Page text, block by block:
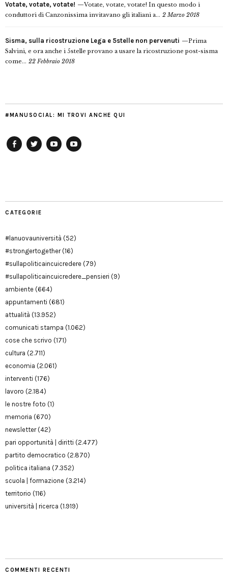
Votate, votate, votate!
Votate, votate, votate! In questo modo i
conduttori di Canzonissima invitavano gli italiani a... 2 Marzo 2018
Sisma, sulla ricostruzione Lega e 5stelle non pervenuti
Prima
Salvini, e ora anche i 5stelle provano a usare la ricostruzione post-sisma
come... 22 Febbraio 2018
#MANUSOCIAL: MI TROVI ANCHE QUI
CATEGORIE
#lanuovauniversità (52)
#strongertogether(16)
#sullapoliticaincuicredere (79)
#sullapoliticaincuicredere_pensieri (9)
ambiente (664)
appuntamenti (681)
attualità (13.952)
comunicati stampa (1.062)
cose che scrivo (171)
cultura (2.711)
economia (2.061)
interventi (176)
lavoro (2.184)
le nostre foto (1)
memoria (670)
newsletter(42)
pari opportunità | diritti (2.477)
partito democratico (2.870)
politica italiana (7.352)
scuola | formazione (3.214)
territorio (116)
università | ricerca (1.919)
COMMENTI RECENTI